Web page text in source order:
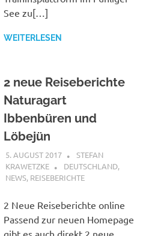
See zu[…]
WEITERLESEN
2 neue Reiseberichte
Naturagart
Ibbenbüren und
Löbejün
5. AUGUST 2017
STEFAN
KRAWETZKE
DEUTSCHLAND,
NEWS, REISEBERICHTE
2 Neue Reiseberichte online
Passend zur neuen Homepage